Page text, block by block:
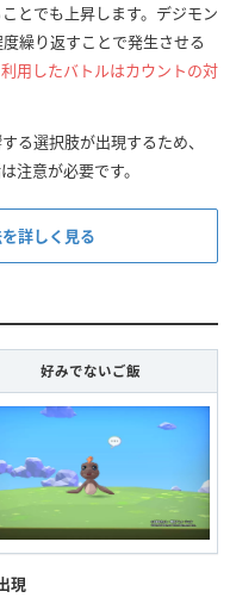
とでも上昇します。デジモン
繰り返すことで発生させる
用したバトルはカウントの対
る選択肢が出現するため、
注意が必要です。
詳しく見る
好みでないご飯
現